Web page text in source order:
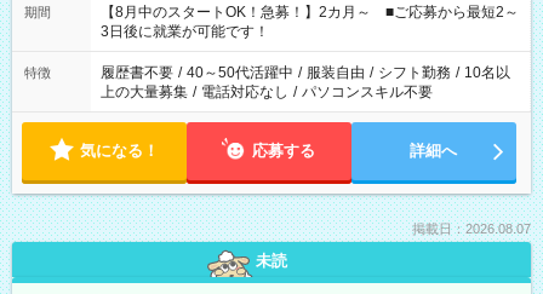
「できれば残業はしたくない」 など、ご希望を教えてください
ね。 ※Wワーク希望の方へ 今ご覧のお仕事で希望する勤務時間
と、もう1つのお仕事の勤務時間。 合計で週40時間を超える場
合は応募できません。
期間
【8月中のスタートOK！急募！】2カ月～ ■ご応募から最短2～
3日後に就業が可能です！
特徴 履歴書不要 / 40～50代活躍中 / 服装自由 / シフト勤務 / 10名以
上の大量募集 / 電話対応なし / パソコンスキル不要
気になる！ 応募する 詳細へ
掲載日：2026.08.07
未読